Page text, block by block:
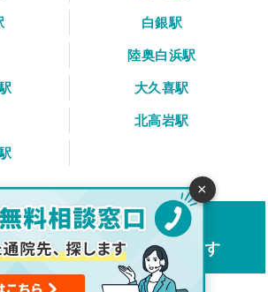
白銀駅
陸奥白浜駅
大久喜駅
北高岩駅
県の市区町村から
の整骨院・接骨院をさがす
×